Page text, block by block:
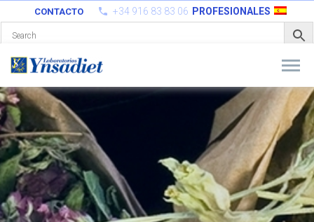
CONTACTO +34 916 83 83 06 PROFESIONALES